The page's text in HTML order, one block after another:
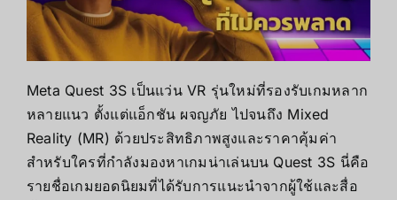
Meta Quest 3S เป็นแว่น VR รุ่นใหม่ที่รองรับเกมหลาก
หลายแนว ตั้งแต่แอ็กชัน ผจญภัย ไปจนถึง Mixed
Reality (MR) ด้วยประสิทธิภาพสูงและราคาคุ้มค่า
สำหรับใครที่กำลังมองหาเกมน่าเล่นบน Quest 3S นี่คือ
รายชื่อเกมยอดนิยมที่ได้รับการแนะนำจากผู้ใช้และสื่อ